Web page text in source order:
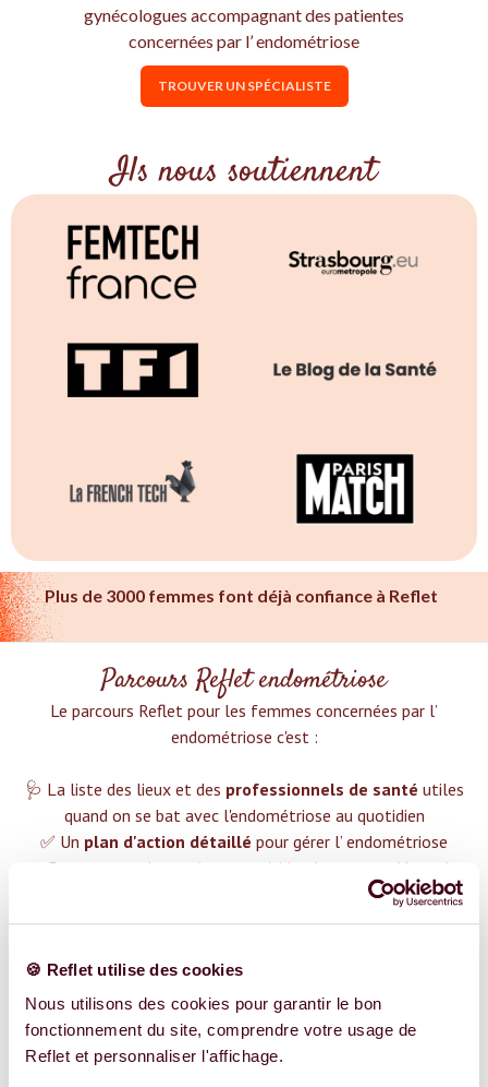
🍪 Reflet utilise des cookies
Nous utilisons des cookies pour garantir le bon
fonctionnement du site, comprendre votre usage de
Reflet et personnaliser l'affichage.
gynécologues accompagnant des patientes
concernées par l’ endométriose
TROUVER UN SPÉCIALISTE
Ils nous soutiennent
Plus de 3000 femmes font déjà confiance à Reflet
Parcours Reflet endométriose
Le parcours Reflet pour les femmes concernées par l’
endométriose c'est :‍
🩺 La liste des lieux et des professionnels de santé utiles
quand on se bat avec l'endométriose au quotidien
✅ Un plan d'action détaillé pour gérer l’ endométriose
❤️ Des groupes de soutien pour t'aider dans cette démarche
😉 Du contenu avec tout ce que tu dois savoir surl’
endométriose
TROUVER UN SPÉCIALISTE
Plus de 400 femmes déjà accompagnées !